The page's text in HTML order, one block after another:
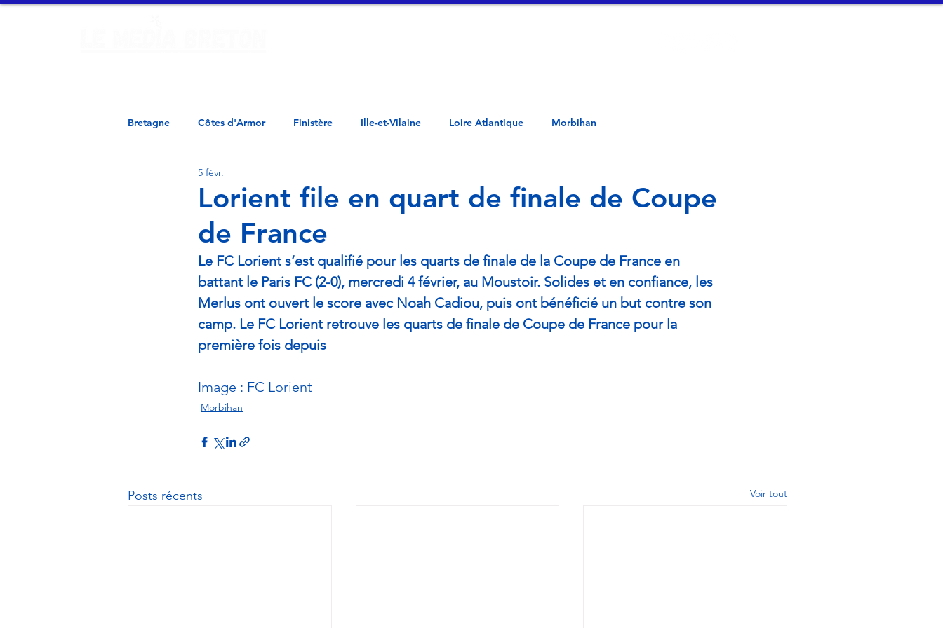
Bretagne Côtes d'Armor Finistère Ille-et-Vilaine Loire Atlantique Morbihan
Lorient file en quart de finale de Coupe
de France
5 févr.
Le FC Lorient s’est qualifié pour les quarts de finale de la Coupe de France en
battant le Paris FC (2-0), mercredi 4 février, au Moustoir. Solides et en confiance, les
Merlus ont ouvert le score avec Noah Cadiou, puis ont bénéficié un but contre son
camp. Le FC Lorient retrouve les quarts de finale de Coupe de France pour la
première fois depuis
Image : FC Lorient
Morbihan
Posts récents Voir tout